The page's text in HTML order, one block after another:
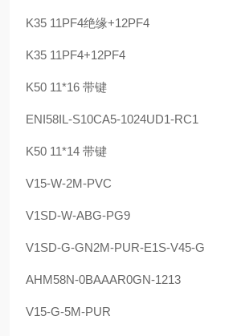
K35 11PF4绝缘+12PF4
K35 11PF4+12PF4
K50 11*16 带键
ENI58IL-S10CA5-1024UD1-RC1
K50 11*14 带键
V15-W-2M-PVC
V1SD-W-ABG-PG9
V1SD-G-GN2M-PUR-E1S-V45-G
AHM58N-0BAAAR0GN-1213
V15-G-5M-PUR